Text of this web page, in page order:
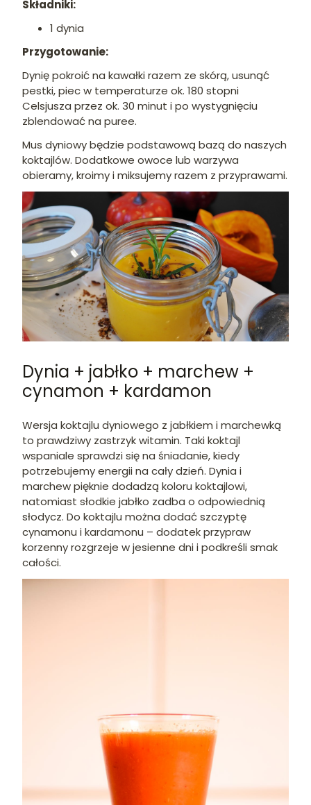
Składniki:
1 dynia
Przygotowanie:
Dynię pokroić na kawałki razem ze skórą, usunąć
pestki, piec w temperaturze ok. 180 stopni
Celsjusza przez ok. 30 minut i po wystygnięciu
zblendować na puree.
Mus dyniowy będzie podstawową bazą do naszych
koktajlów. Dodatkowe owoce lub warzywa
obieramy, kroimy i miksujemy razem z przyprawami.
Dynia + jabłko + marchew +
cynamon + kardamon
Wersja koktajlu dyniowego z jabłkiem i marchewką
to prawdziwy zastrzyk witamin. Taki koktajl
wspaniale sprawdzi się na śniadanie, kiedy
potrzebujemy energii na cały dzień. Dynia i
marchew pięknie dodadzą koloru koktajlowi,
natomiast słodkie jabłko zadba o odpowiednią
słodycz. Do koktajlu można dodać szczyptę
cynamonu i kardamonu – dodatek przypraw
korzenny rozgrzeje w jesienne dni i podkreśli smak
całości.